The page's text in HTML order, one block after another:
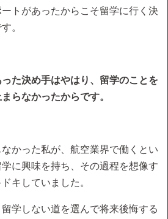
トがあったからこそ留学に行く決
。
た決め手はやはり、留学のことを
らなかったからです。
かった私が、航空業界で働くとい
に興味を持ち、その過程を想像す
キしていました。
学しない道を選んで将来後悔する